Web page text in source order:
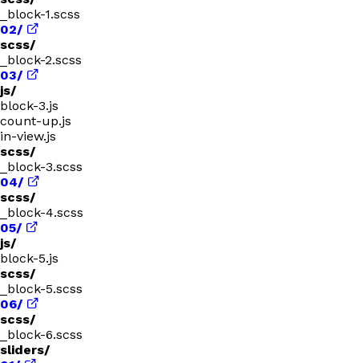
_block-1.scss
02/
scss/
_block-2.scss
03/
js/
block-3.js
count-up.js
in-view.js
scss/
_block-3.scss
04/
scss/
_block-4.scss
05/
js/
block-5.js
scss/
_block-5.scss
06/
scss/
_block-6.scss
sliders/